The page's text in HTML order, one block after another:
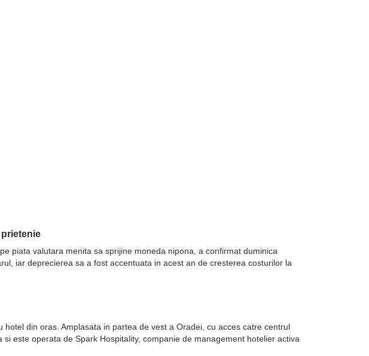
piata valutara menita sa sprijine moneda nipona, a confirmat duminica
iar deprecierea sa a fost accentuata in acest an de cresterea costurilor la
din oras. Amplasata in partea de vest a Oradei, cu acces catre centrul
este operata de Spark Hospitality, companie de management hotelier activa